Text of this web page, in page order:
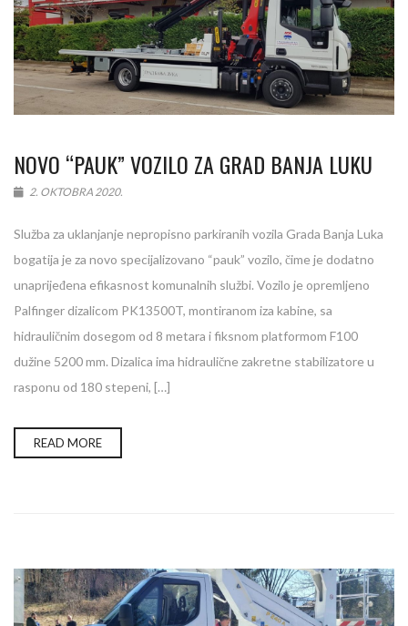
NOVO “PAUK” VOZILO ZA GRAD BANJA LUKU
2. OKTOBRA 2020.
Služba za uklanjanje nepropisno parkiranih vozila Grada Banja Luka
bogatija je za novo specijalizovano “pauk” vozilo, čime je dodatno
unaprijeđena efikasnost komunalnih službi. Vozilo je opremljeno
Palfinger dizalicom PK13500T, montiranom iza kabine, sa
hidrauličnim dosegom od 8 metara i fiksnom platformom F100
dužine 5200 mm. Dizalica ima hidraulične zakretne stabilizatore u
rasponu od 180 stepeni, […]
READ MORE